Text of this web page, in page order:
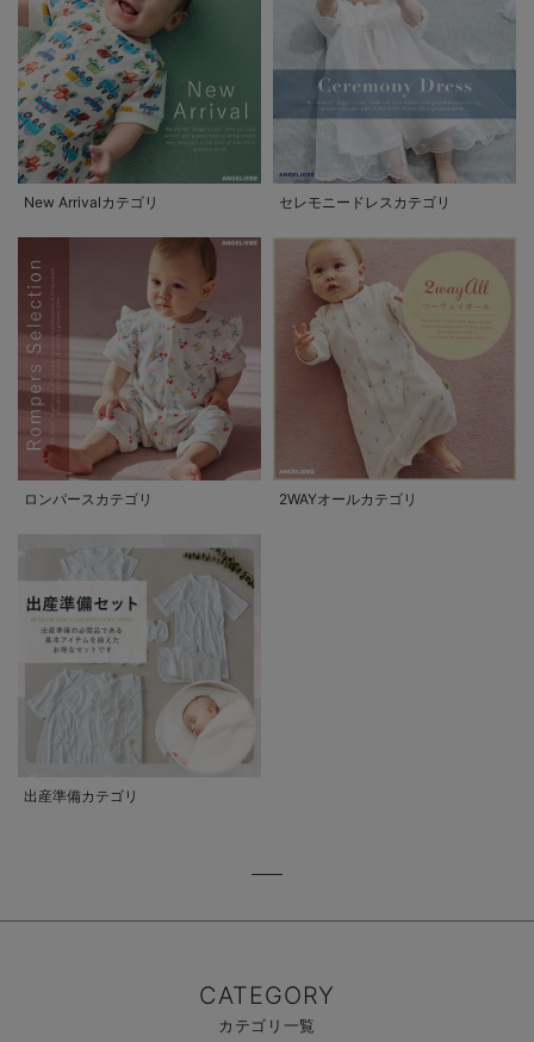
New Arrivalカテゴリ セレモニードレスカテゴリ
ロンパースカテゴリ 2WAYオールカテゴリ
出産準備カテゴリ
CATEGORY
カテゴリ一覧